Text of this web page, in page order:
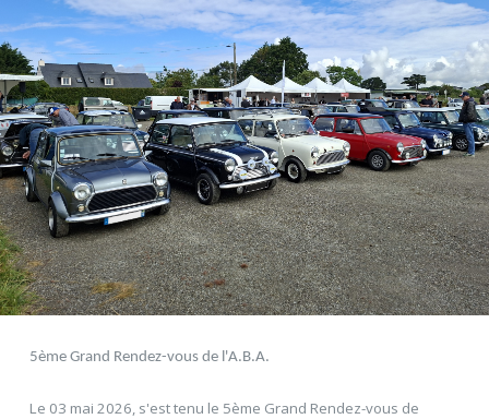
5ème Grand Rendez-vous de l'A.B.A.
Le 03 mai 2026, s'est tenu le 5ème Grand Rendez-vous de